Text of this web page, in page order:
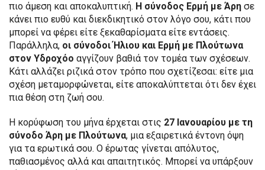
πιο άμεση και αποκαλυπτική. Η σύνοδος Ερμή με Άρη σε
κάνει πιο ευθύ και διεκδικητικό στον λόγο σου, κάτι που
μπορεί να φέρει είτε ξεκαθαρίσματα είτε εντάσεις.
Παράλληλα, οι σύνοδοι Ήλιου και Ερμή με Πλούτωνα
στον Υδροχόο αγγίζουν βαθιά τον τομέα των σχέσεων.
Κάτι αλλάζει ριζικά στον τρόπο που σχετίζεσαι: είτε μια
σχέση μεταμορφώνεται, είτε αποκαλύπτεται ότι δεν έχει
πια θέση στη ζωή σου.
Η κορύφωση του μήνα έρχεται στις 27 Ιανουαρίου με τη
σύνοδο Άρη με Πλούτωνα, μια εξαιρετικά έντονη όψη
για τα ερωτικά σου. Ο έρωτας γίνεται απόλυτος,
παθιασμένος αλλά και απαιτητικός. Μπορεί να υπάρξουν